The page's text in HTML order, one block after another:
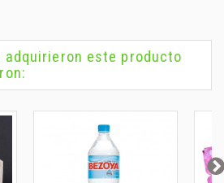
adquirieron este producto